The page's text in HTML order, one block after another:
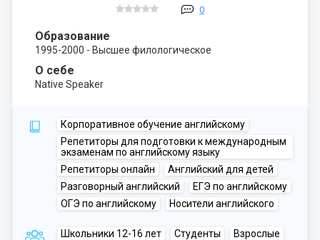
0
Образование
1995-2000 - Высшее филологическое
О себе
Native Speaker
Корпоративное обучение английскому
Репетиторы для подготовки к международным
экзаменам по английскому языку
Репетиторы онлайн
Английский для детей
Разговорный английский
ЕГЭ по английскому
ОГЭ по английскому
Носители английского
Школьники 12-16 лет Студенты Взрослые